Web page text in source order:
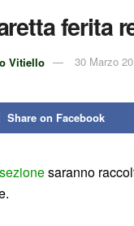
ferita
Vitiello 30 Marzo
Share on Facebook
saranno